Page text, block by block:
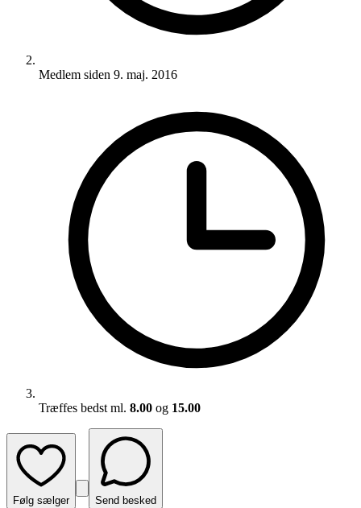
Medlem siden 9. maj. 2016
Træffes bedst ml. 8.00 og 15.00
Følg sælger Send besked